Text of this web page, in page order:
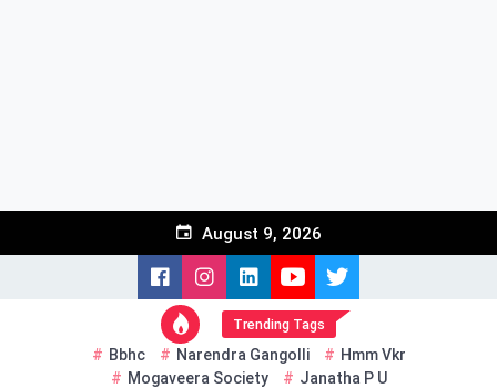
August 9, 2026
Trending Tags
Bbhc Narendra Gangolli
Hmm Vkr
Mogaveera Society
Janatha P U